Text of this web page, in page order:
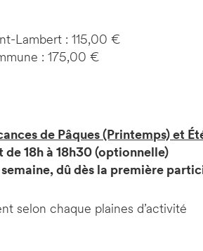
Lambert : 115,00 €
: 175,00 €
de Pâques (Printemps) et
18h à 18h30 (optionnelle)
dû dès la première
selon chaque plaines d’activité